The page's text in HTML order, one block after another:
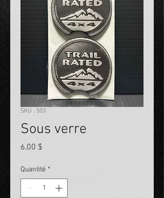
SKU : 503
Sous verre
6,00 $
Quantité *